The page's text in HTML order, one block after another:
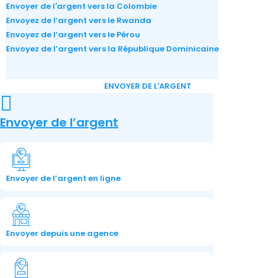
Envoyer de l'argent vers la Colombie
Envoyez de l’argent vers le Rwanda
Envoyez de l’argent vers le Pérou
Envoyez de l’argent vers la République Dominicaine
ENVOYER DE L'ARGENT
Envoyer de l’argent
Envoyer de l’argent en ligne
Envoyer depuis une agence